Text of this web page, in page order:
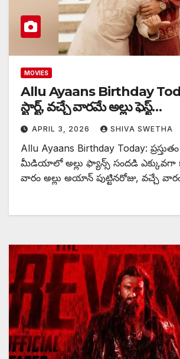
MOVIES
Allu Ayaans Birthday
స్టార్ట్, వచ్చే వారమే అల్లు ఫెస్ట్…
APRIL 3, 2026 SHIVA SWETHA
Allu Ayaans Birthday Today:
మీడియాలో అల్లు ఫ్యాన్స్ సందడి ఎక్కువగా
వారం అల్లు అయాన్ పుట్టినరోజు, వచ్చే